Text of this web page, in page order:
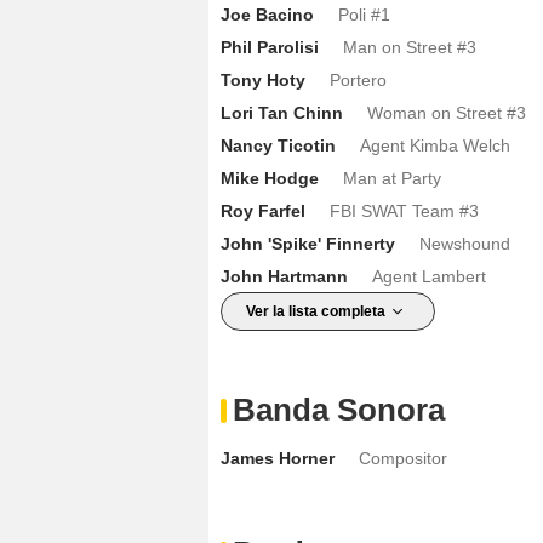
Joe Bacino
Poli #1
Phil Parolisi
Man on Street #3
Tony Hoty
Portero
Lori Tan Chinn
Woman on Street #3
Nancy Ticotin
Agent Kimba Welch
Mike Hodge
Man at Party
Roy Farfel
FBI SWAT Team #3
John 'Spike' Finnerty
Newshound
John Hartmann
Agent Lambert
Ver la lista completa
Banda Sonora
James Horner Compositor